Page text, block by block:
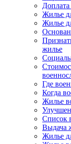
Жилье
Жилье
жилье
Где
Когда
Жилье
Список
Выдача
Жилье